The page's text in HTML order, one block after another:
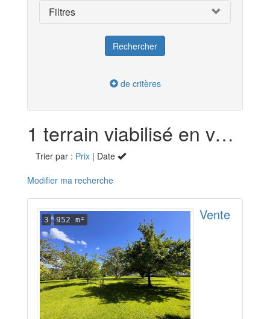
Filtres
de critères
1 terrain viabilisé en vente à Collonges (01)
Trier par : Prix | Date
Modifier ma recherche
3 952 m² Vente